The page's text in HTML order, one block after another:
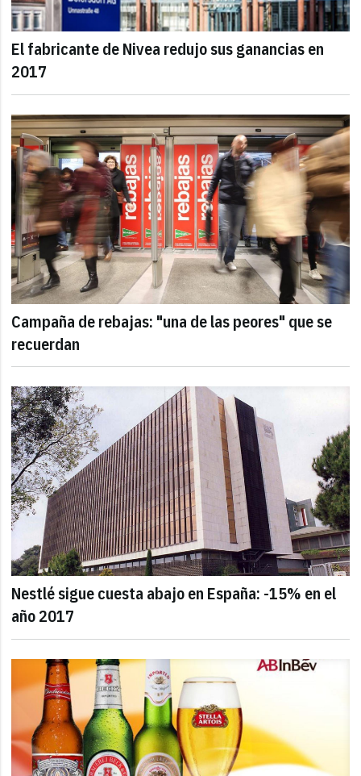
El fabricante de Nivea redujo sus ganancias en
2017
Campaña de rebajas: "una de las peores" que se
recuerdan
Nestlé sigue cuesta abajo en España: -15% en el
año 2017